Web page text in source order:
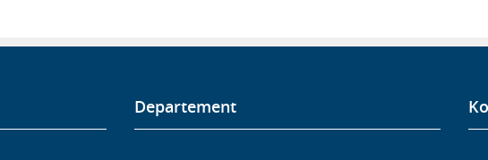
Departement